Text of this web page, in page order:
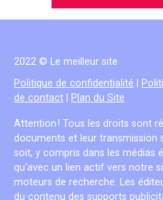
2022 © Le meilleur site
Politique de confidentialité
de contact
Plan du Site
Attention ! Tous les droits sont
documents et leur transmission
soit, y compris dans les médias
qu'avec un lien actif vers notre
moteurs de recherche. Les
du contenu des supports